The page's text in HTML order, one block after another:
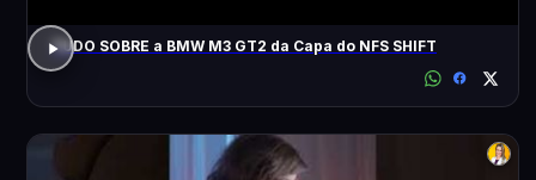
TUDO SOBRE a BMW M3 GT2 da Capa do NFS SHIFT